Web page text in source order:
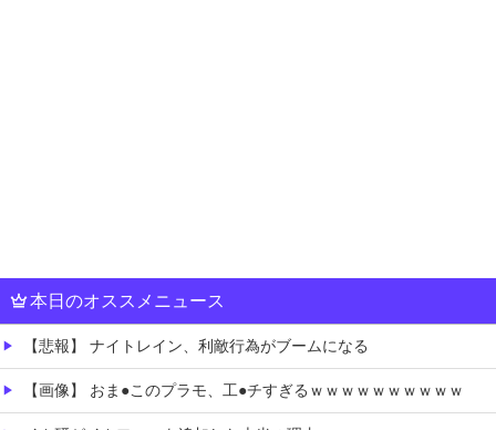
本日のオススメニュース
【悲報】 ナイトレイン、利敵行為がブームになる
【画像】 おま●このプラモ、工●チすぎるｗｗｗｗｗｗｗｗｗｗ